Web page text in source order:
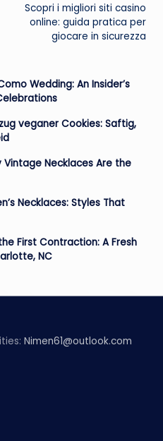
Scopri i migliori siti casino
online: guida pratica per
giocare in sicurezza
Wedding: An Insider’s
veganer Cookies: Saftig,
Vintage Necklaces Are the
Necklaces: Styles That
First Contraction: A Fresh
NC
Nimen61@outlook.com